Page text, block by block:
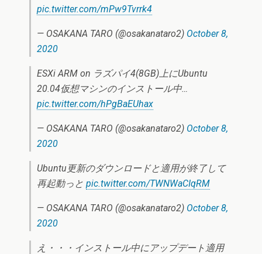
pic.twitter.com/mPw9Tvrrk4
— OSAKANA TARO (@osakanataro2) October 8,
2020
ESXi ARM on ラズパイ4(8GB)上にUbuntu
20.04仮想マシンのインストール中…
pic.twitter.com/hPgBaEUhax
— OSAKANA TARO (@osakanataro2) October 8,
2020
Ubuntu更新のダウンロードと適用が終了して
再起動っと pic.twitter.com/TWNWaCIqRM
— OSAKANA TARO (@osakanataro2) October 8,
2020
え・・・インストール中にアップデート適用